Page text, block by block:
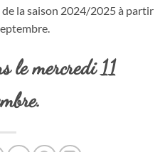
la saison 2024/2025 à partir
le mercredi 11